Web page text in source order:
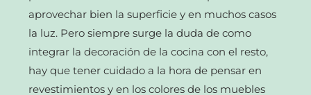
aprovechar bien la superficie y en muchos casos
la luz. Pero siempre surge la duda de como
integrar la decoración de la cocina con el resto,
hay que tener cuidado a la hora de pensar en
revestimientos y en los colores de los muebles